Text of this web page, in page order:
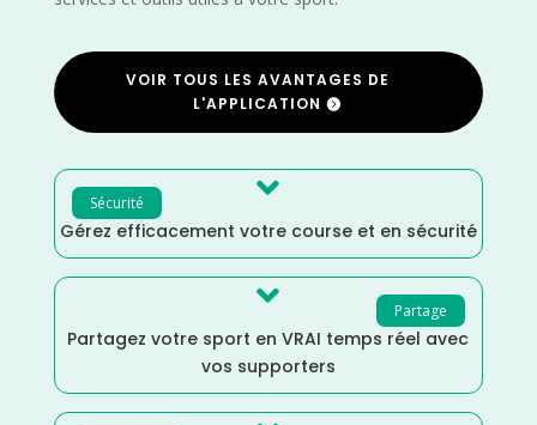
VOIR TOUS LES AVANTAGES DE
L'APPLICATION
Sécurité 
Gérez efficacement votre course et en sécurité
Partage

Partagez votre sport en VRAI temps réel avec
vos supporters